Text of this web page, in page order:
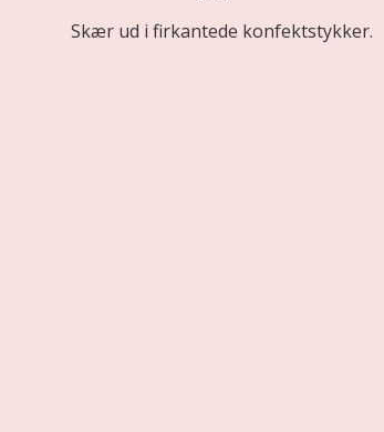
Skær ud i firkantede konfektstykker.